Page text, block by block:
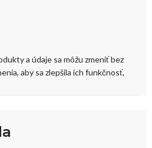
a údaje sa môžu zmeniť bez
aby sa zlepšila ich funkčnosť,